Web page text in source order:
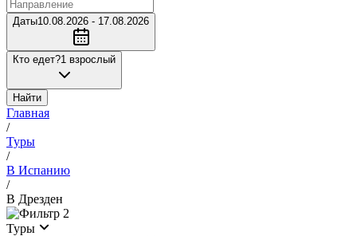
Даты10.08.2026 - 17.08.2026
Кто едет?1 взрослый
Найти
Главная
/
Туры
/
В Испанию
/
В Дрезден
2
Туры